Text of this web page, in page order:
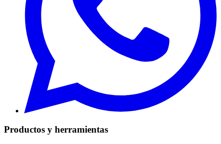
Productos y herramientas